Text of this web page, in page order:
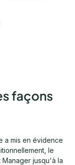
façons
a mis en évidence
le
jusqu'à la